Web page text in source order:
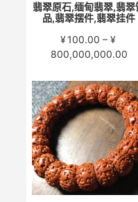
翡翠原石,缅甸翡翠,翡翠
品,翡翠摆件,翡翠挂件
¥100.00 – ¥
800,000,000.00价
范
围
至